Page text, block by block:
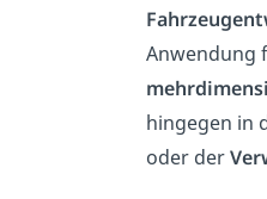
Anwendung
hingegen in
oder der